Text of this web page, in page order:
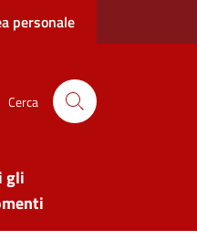
personale
Cerca
gli